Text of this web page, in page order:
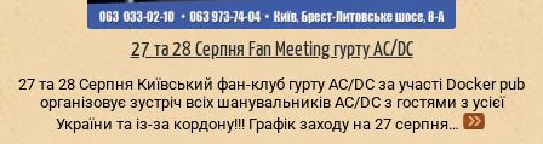
27 та 28 Серпня Fan Meeting гурту AC/DС
27 та 28 Серпня Київський фан-клуб гурту AC/DС за участі Docker pub
організовує зустріч всіх шанувальників AC/DС з гостями з усієї
України та із-за кордону!!! Графік заходу на 27 серпня…